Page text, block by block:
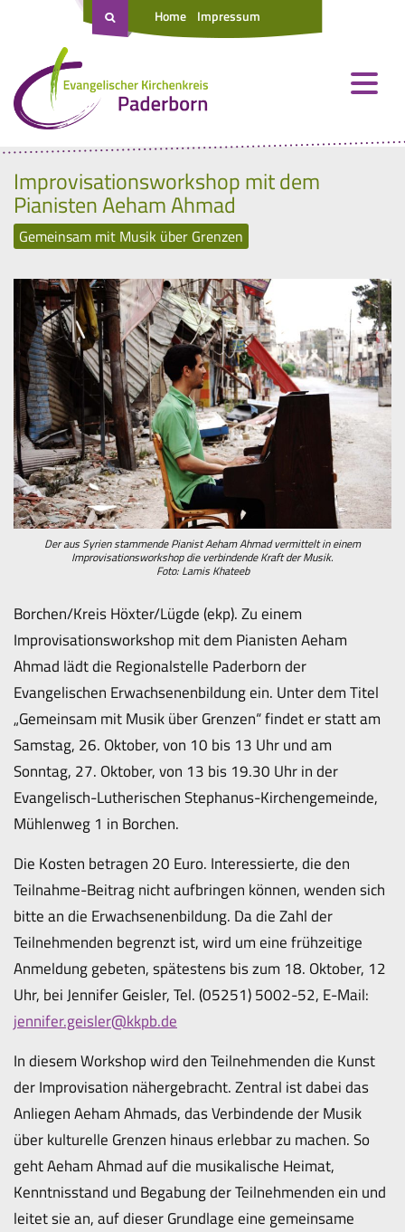
Home Impressum
Improvisationsworkshop mit dem
Pianisten Aeham Ahmad
Gemeinsam mit Musik über Grenzen
Der aus Syrien stammende Pianist Aeham Ahmad vermittelt in einem
Improvisationsworkshop die verbindende Kraft der Musik.
Foto: Lamis Khateeb
Borchen/Kreis Höxter/Lügde (ekp). Zu einem
Improvisationsworkshop mit dem Pianisten Aeham
Ahmad lädt die Regionalstelle Paderborn der
Evangelischen Erwachsenenbildung ein. Unter dem Titel
„Gemeinsam mit Musik über Grenzen“ findet er statt am
Samstag, 26. Oktober, von 10 bis 13 Uhr und am
Sonntag, 27. Oktober, von 13 bis 19.30 Uhr in der
Evangelisch-Lutherischen Stephanus-Kirchengemeinde,
Mühlenweg 1 in Borchen.
Die Kosten betragen 20 Euro. Interessierte, die den
Teilnahme-Beitrag nicht aufbringen können, wenden sich
bitte an die Erwachsenenbildung. Da die Zahl der
Teilnehmenden begrenzt ist, wird um eine frühzeitige
Anmeldung gebeten, spätestens bis zum 18. Oktober, 12
Uhr, bei Jennifer Geisler, Tel. (05251) 5002-52, E-Mail:
jennifer.geisler@kkpb.de
In diesem Workshop wird den Teilnehmenden die Kunst
der Improvisation nähergebracht. Zentral ist dabei das
Anliegen Aeham Ahmads, das Verbindende der Musik
über kulturelle Grenzen hinaus erlebbar zu machen. So
geht Aeham Ahmad auf die musikalische Heimat,
Kenntnisstand und Begabung der Teilnehmenden ein und
leitet sie an, auf dieser Grundlage eine gemeinsame